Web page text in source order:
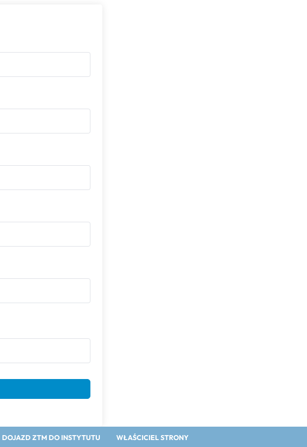
DOJAZD ZTM DO INSTYTUTU WŁAŚCICIEL STRONY